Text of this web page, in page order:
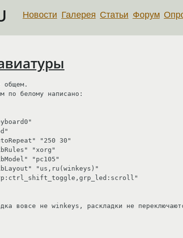
Новости Галерея Статьи Форум
общем.
по белому написано:
вовсе не winkeys, раскладки не